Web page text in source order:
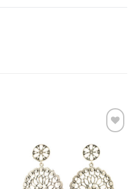
Προσθήκη
wishlist